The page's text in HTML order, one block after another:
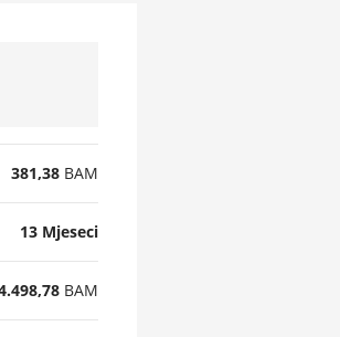
381,38 BAM
13 Mjeseci
BAM